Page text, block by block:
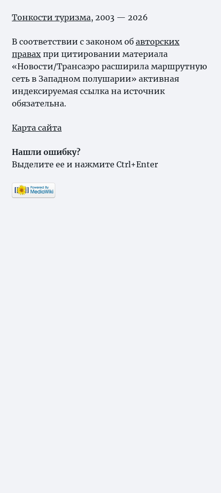
Тонкости туризма, 2003 — 2026
В соответствии с законом об авторских
правах при цитировании материала
«Новости/Трансаэро расширила маршрутную
сеть в Западном полушарии» активная
индексируемая ссылка на источник
обязательна.
Карта сайта
Нашли ошибку?
Выделите ее и нажмите Ctrl+Enter